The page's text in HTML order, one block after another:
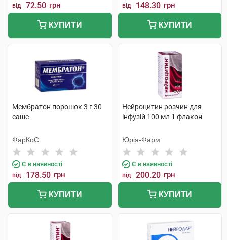
від 72.50 грн
КУПИТИ
від 148.30 грн
КУПИТИ
Мембратон порошок 3 г 30
саше
ФарКоС
Є в наявності
від 178.50 грн
КУПИТИ
Нейроцитин розчин для
інфузій 100 мл 1 флакон
Юрія-Фарм
Є в наявності
від 200.20 грн
КУПИТИ